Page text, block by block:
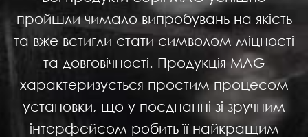
пройшли чимало випробувань на якість
та вже встигли стати символом міцності
та довговічності. Продукція MAG
характеризується простим процесом
установки, що у поєднанні зі зручним
інтерфейсом робить її найкращим